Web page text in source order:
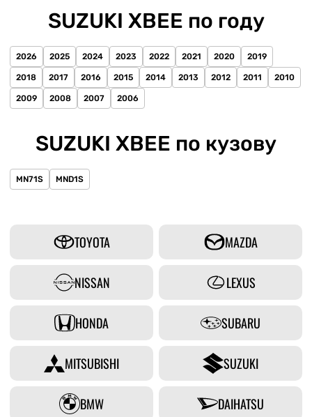
SUZUKI XBEE по году
2026 2025 2024 2023 2022 2021 2020 2019
2018 2017 2016 2015 2014 2013 2012 2011 2010
2009 2008 2007 2006
SUZUKI XBEE по кузову
MN71S MND1S
TOYOTA MAZDA
NISSAN LEXUS
HONDA SUBARU
MITSUBISHI SUZUKI
BMW DAIHATSU